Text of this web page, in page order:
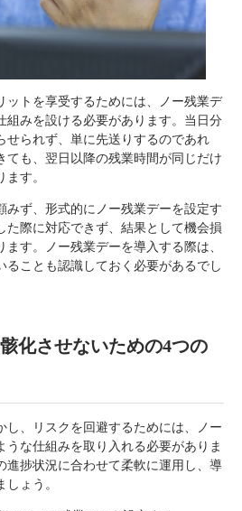
ットを享受するためには、ノー残業デ
組みを設ける必要があります。当日分
せられず、単に先送りするのであれ
ても、翌日以降の残業時間が同じだけ
す。
みず、形式的にノー残業デーを設定す
た際に対応できず、結果として機会損
す。ノー残業デーを導入する際は、
ることも認識しておく必要があるでし
化させないための4つの
し、リスクを回避するためには、ノー
うな仕組みを取り入れる必要がありま
進捗状況に合わせて柔軟に運用し、導
ょう。